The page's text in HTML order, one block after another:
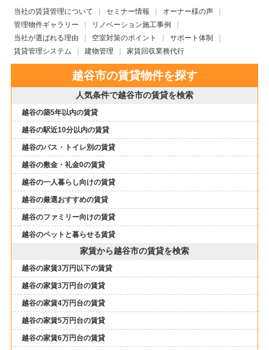
当社の賃貸管理について セミナー情報
オーナー様の声
管理物件ギャラリー
リノベーション施工事例
当社が選ばれる理由
空室対策のポイント
サポート体制
賃貸管理システム
建物管理 家賃回収業務代行
越谷市の賃貸物件を探す
人気条件で越谷市の賃貸を検索
越谷の築5年以内の賃貸
越谷の駅近10分以内の賃貸
越谷のバス・トイレ別の賃貸
越谷の敷金・礼金0の賃貸
越谷の一人暮らし向けの賃貸
越谷の厳選おすすめの賃貸
越谷のファミリー向けの賃貸
越谷のペットと暮らせる賃貸
家賃から越谷市の賃貸を検索
越谷の家賃3万円以下の賃貸
越谷の家賃3万円台の賃貸
越谷の家賃4万円台の賃貸
越谷の家賃5万円台の賃貸
越谷の家賃6万円台の賃貸